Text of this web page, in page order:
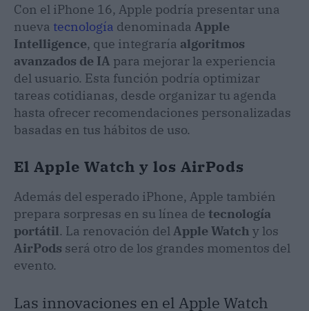
Con el iPhone 16, Apple podría presentar una
nueva tecnología denominada Apple
Intelligence, que integraría algoritmos
avanzados de IA para mejorar la experiencia
del usuario. Esta función podría optimizar
tareas cotidianas, desde organizar tu agenda
hasta ofrecer recomendaciones personalizadas
basadas en tus hábitos de uso.
El Apple Watch y los AirPods
Además del esperado iPhone, Apple también
prepara sorpresas en su línea de tecnología
portátil. La renovación delApple Watch y los
AirPods será otro de los grandes momentos del
evento.
Las innovaciones en el Apple Watch